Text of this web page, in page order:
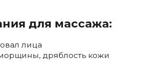
для массажа:
лица
дряблость кожи